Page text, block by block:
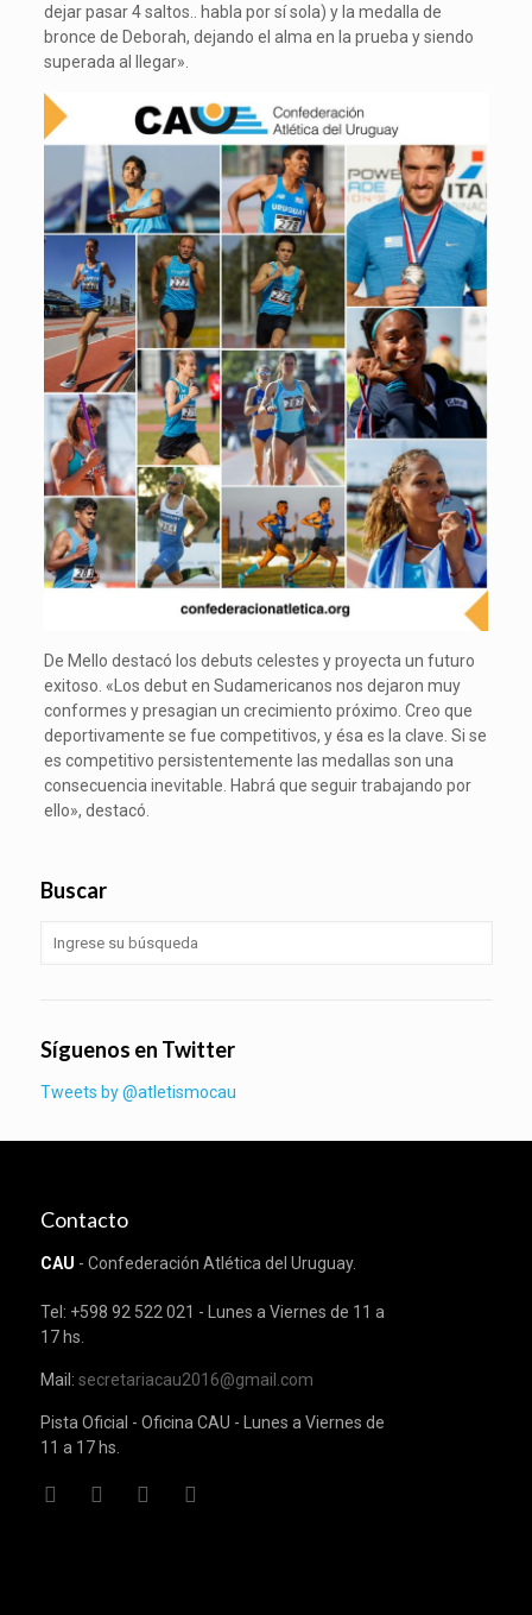
dejar pasar 4 saltos.. habla por sí sola) y la medalla de
bronce de Deborah, dejando el alma en la prueba y siendo
superada al llegar».
De Mello destacó los debuts celestes y proyecta un futuro
exitoso. «Los debut en Sudamericanos nos dejaron muy
conformes y presagian un crecimiento próximo. Creo que
deportivamente se fue competitivos, y ésa es la clave. Si se
es competitivo persistentemente las medallas son una
consecuencia inevitable. Habrá que seguir trabajando por
ello», destacó.
Buscar
Síguenos en Twitter
Tweets by @atletismocau
Contacto
CAU - Confederación Atlética del Uruguay.
Tel: +598 92 522 021 - Lunes a Viernes de 11 a
17 hs.
Mail: secretariacau2016@gmail.com
Pista Oficial - Oficina CAU - Lunes a Viernes de
11 a 17 hs.